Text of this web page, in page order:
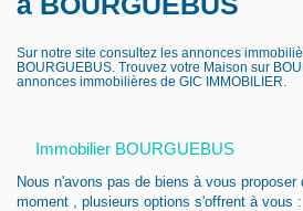
Nos agences
Nous rejoindre
Sur notre site consultez les annonces
BOURGUEBUS. Trouvez votre Maison sur
annonces immobilières de GIC IMMOBILIER.
Immobilier BOURGUEBUS
Nous n'avons pas de biens à vous proposer
moment , plusieurs options s'offrent à vous :